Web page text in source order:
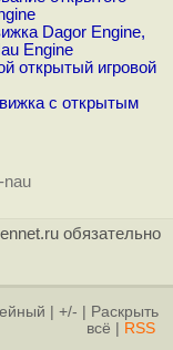
Dagor Engine,
Engine
открытый игровой
с открытым
nau
обязательно
+/-
Раскрыть
всё
RSS